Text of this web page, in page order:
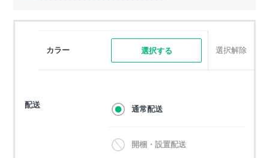
カラー 選択する 選択解除
配送 通常配送
開梱・設置配送